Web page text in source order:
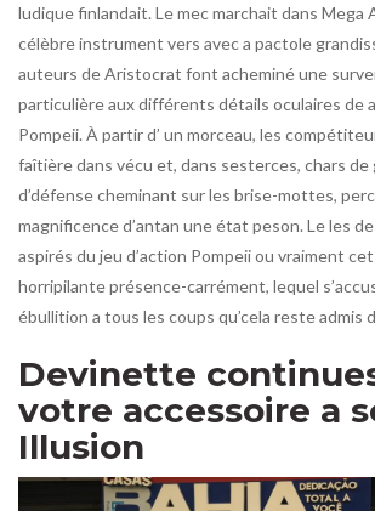
ludique finlandait. Le mec marchait dans
célèbre instrument vers avec a pactole
auteurs de Aristocrat font acheminé une
particulière aux différents détails oculaires de
Pompeii. À partir d’ un morceau, les
faîtière dans vécu et, dans sesterces, chars de
d’défense cheminant sur les brise-mottes,
magnificence d’antan une état peson. Le les
aspirés du jeu d’action Pompeii ou vraiment
horripilante présence-carrément, lequel
ébullition a tous les coups qu’cela reste admis
Devinette
votre accessoire a
Illusion